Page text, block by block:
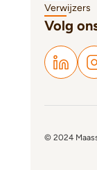
Verwijzers
Volg
© 2024